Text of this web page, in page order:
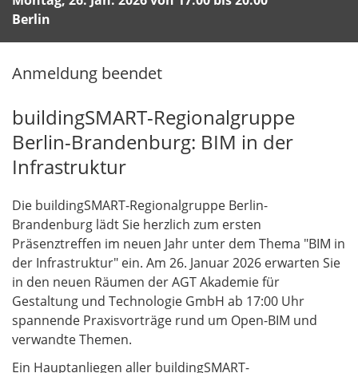
Berlin
Anmeldung beendet
buildingSMART-Regionalgruppe
Berlin-Brandenburg: BIM in der
Infrastruktur
Die buildingSMART-Regionalgruppe Berlin-
Brandenburg lädt Sie herzlich zum ersten
Präsenztreffen im neuen Jahr unter dem Thema "BIM in
der Infrastruktur" ein. Am 26. Januar 2026 erwarten Sie
in den neuen Räumen der AGT Akademie für
Gestaltung und Technologie GmbH ab 17:00 Uhr
spannende Praxisvorträge rund um Open-BIM und
verwandte Themen.
Ein Hauptanliegen aller buildingSMART-